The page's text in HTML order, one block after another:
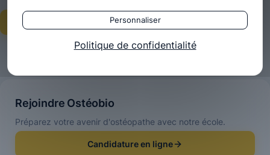
Rejoindre Ostéobio
Préparez votre avenir d'ostéopathe avec notre école.
Candidature en ligne
Personnaliser
Politique de confidentialité